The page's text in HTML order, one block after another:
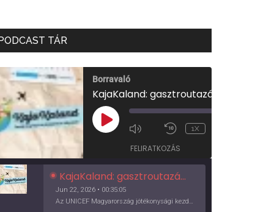
TÁR
Borravaló
PLAY
EPISODE
1X
FELIRATKOZÁS
KajaKaland: gasztroutazás a föld körül
Jun 22, 2026 • 00:35:05
Az UNICEF Magyarország jótékonysági kezdeményezése izgalmas, egész éves világkörüli ízutazásra hív, igazi családi program és gasztroedukáció, illetve segítség a rászorulóknak is egyben.